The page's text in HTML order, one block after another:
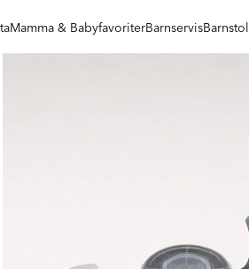
Mamma & BabyfavoriterBarnservisBarnstol